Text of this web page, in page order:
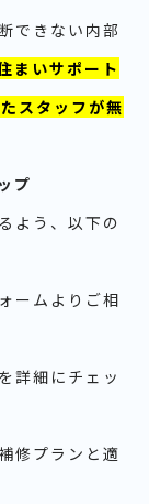
できない内部
まいサポート
スタッフが無
プ
よう、以下の
ームよりご相
詳細にチェッ
修プランと適